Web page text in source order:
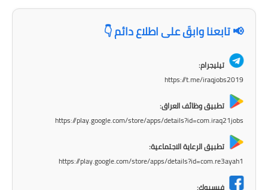
المرحلة المتوسطة
المرحلة الاعدادية
المرحلة المتوسطة
📢 تابعنا وابقَ على اطلاع دائم 👇
تيليجرام:
https://t.me/iraqjobs2019
تطبيق وظائف العراق:
https://play.google.com/store/apps/details?id=com.iraq21jobs
تطبيق الرعاية الاجتماعية:
https://play.google.com/store/apps/details?id=com.re3ayah1